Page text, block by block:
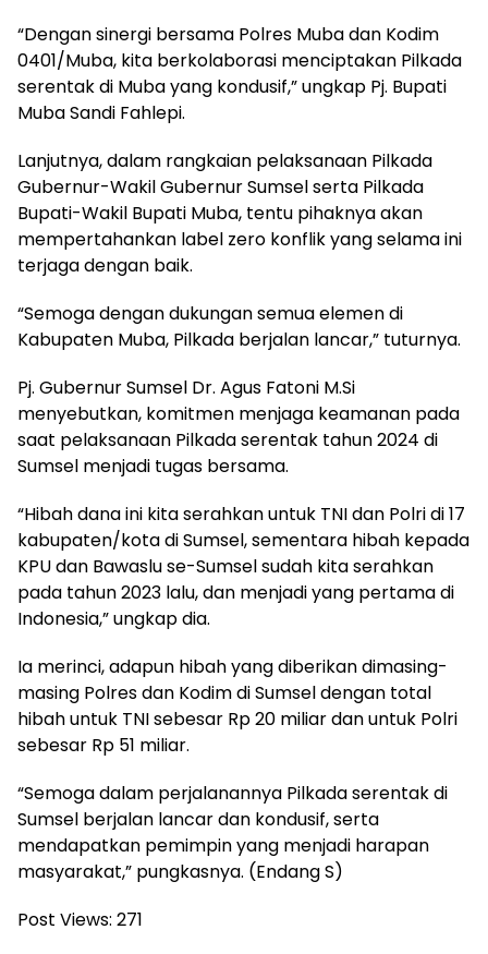
“Dengan sinergi bersama Polres Muba dan Kodim
0401/Muba, kita berkolaborasi menciptakan Pilkada
serentak di Muba yang kondusif,” ungkap Pj. Bupati
Muba Sandi Fahlepi.
Lanjutnya, dalam rangkaian pelaksanaan Pilkada
Gubernur-Wakil Gubernur Sumsel serta Pilkada
Bupati-Wakil Bupati Muba, tentu pihaknya akan
mempertahankan label zero konflik yang selama ini
terjaga dengan baik.
“Semoga dengan dukungan semua elemen di
Kabupaten Muba, Pilkada berjalan lancar,” tuturnya.
Pj. Gubernur Sumsel Dr. Agus Fatoni M.Si
menyebutkan, komitmen menjaga keamanan pada
saat pelaksanaan Pilkada serentak tahun 2024 di
Sumsel menjadi tugas bersama.
“Hibah dana ini kita serahkan untuk TNI dan Polri di 17
kabupaten/kota di Sumsel, sementara hibah kepada
KPU dan Bawaslu se-Sumsel sudah kita serahkan
pada tahun 2023 lalu, dan menjadi yang pertama di
Indonesia,” ungkap dia.
Ia merinci, adapun hibah yang diberikan dimasing-
masing Polres dan Kodim di Sumsel dengan total
hibah untuk TNI sebesar Rp 20 miliar dan untuk Polri
sebesar Rp 51 miliar.
“Semoga dalam perjalanannya Pilkada serentak di
Sumsel berjalan lancar dan kondusif, serta
mendapatkan pemimpin yang menjadi harapan
masyarakat,” pungkasnya. (Endang S)
Post Views: 271